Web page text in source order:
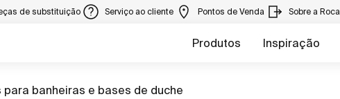
de substituição Serviço ao cliente Pontos de Venda Sobre a Roca
Produtos Inspiração
para banheiras e bases de duche